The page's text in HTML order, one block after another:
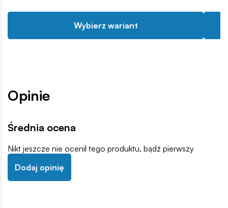
Wybierz wariant
Opinie
Średnia ocena
Nikt jeszcze nie ocenił tego produktu, bądź pierwszy
Dodaj opinię